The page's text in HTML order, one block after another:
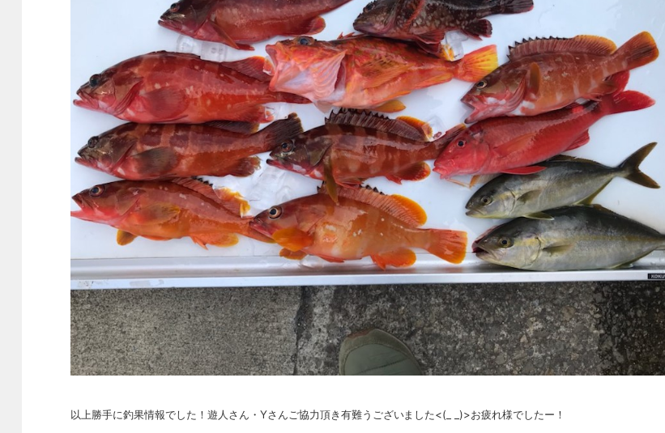
以上勝手に釣果情報でした！遊人さん・Yさんご協力頂き有難うございました<(_ _)>お疲れ様でしたー！